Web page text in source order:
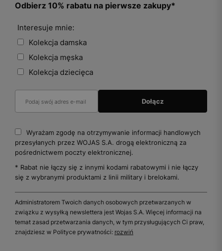
Odbierz 10% rabatu na pierwsze zakupy*
Interesuje mnie:
Kolekcja damska
Kolekcja męska
Kolekcja dziecięca
Wyrażam zgodę na otrzymywanie informacji handlowych
przesyłanych przez WOJAS S.A. drogą elektroniczną za
pośrednictwem poczty elektronicznej.
* Rabat nie łączy się z innymi kodami rabatowymi i nie łączy
się z wybranymi produktami z linii military i brelokami.
Administratorem Twoich danych osobowych przetwarzanych w
związku z wysyłką newslettera jest Wojas S.A. Więcej informacji na
temat zasad przetwarzania danych, w tym przysługujących Ci praw,
znajdziesz w Polityce prywatności: rozwiń